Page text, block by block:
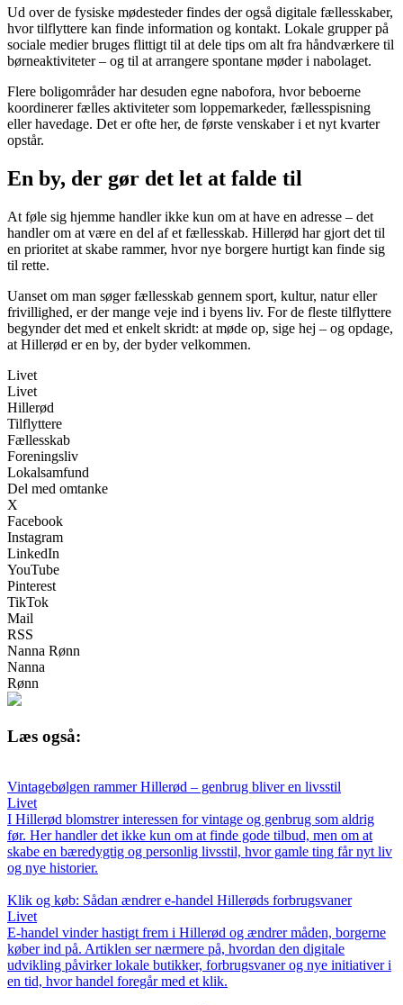
Ud over de fysiske mødesteder findes der også digitale fællesskaber,
hvor tilflyttere kan finde information og kontakt. Lokale grupper på
sociale medier bruges flittigt til at dele tips om alt fra håndværkere til
børneaktiviteter – og til at arrangere spontane møder i nabolaget.
Flere boligområder har desuden egne nabofora, hvor beboerne
koordinerer fælles aktiviteter som loppemarkeder, fællesspisning
eller havedage. Det er ofte her, de første venskaber i et nyt kvarter
opstår.
En by, der gør det let at falde til
At føle sig hjemme handler ikke kun om at have en adresse – det
handler om at være en del af et fællesskab. Hillerød har gjort det til
en prioritet at skabe rammer, hvor nye borgere hurtigt kan finde sig
til rette.
Uanset om man søger fællesskab gennem sport, kultur, natur eller
frivillighed, er der mange veje ind i byens liv. For de fleste tilflyttere
begynder det med et enkelt skridt: at møde op, sige hej – og opdage,
at Hillerød er en by, der byder velkommen.
Livet
Livet
Hillerød
Tilflyttere
Fællesskab
Foreningsliv
Lokalsamfund
Del med omtanke
X
Facebook
Instagram
LinkedIn
YouTube
Pinterest
TikTok
Mail
RSS
Nanna Rønn
Nanna
Rønn
Læs også:
Vintagebølgen rammer Hillerød – genbrug bliver en livsstil
Livet
I Hillerød blomstrer interessen for vintage og genbrug som aldrig
før. Her handler det ikke kun om at finde gode tilbud, men om at
skabe en bæredygtig og personlig livsstil, hvor gamle ting får nyt liv
og nye historier.
Klik og køb: Sådan ændrer e-handel Hillerøds forbrugsvaner
Livet
E-handel vinder hastigt frem i Hillerød og ændrer måden, borgerne
køber ind på. Artiklen ser nærmere på, hvordan den digitale
udvikling påvirker lokale butikker, forbrugsvaner og nye initiativer i
en tid, hvor handel foregår med et klik.